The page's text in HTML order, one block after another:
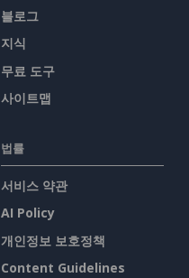
블로그
지식
무료 도구
사이트맵
법률
서비스 약관
AI Policy
개인정보 보호정책
Content Guidelines